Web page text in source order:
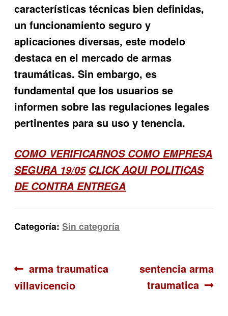
características técnicas bien definidas,
un funcionamiento seguro y
aplicaciones diversas, este modelo
destaca en el mercado de armas
traumáticas. Sin embargo, es
fundamental que los usuarios se
informen sobre las regulaciones legales
pertinentes para su uso y tenencia.
COMO VERIFICARNOS COMO EMPRESA
SEGURA 19/05 CLICK AQUI POLITICAS
DE CONTRA ENTREGA
Categoría:Sin categoría
Navegación
de
Anterior:
arma traumatica
villavicencio
Siguiente:
sentencia arma
traumatica